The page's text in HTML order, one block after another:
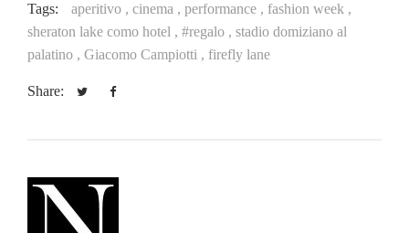
Tags: aperitivo , cinema , performance , fashion week ,
sheraton lake como hotel , #regalo , stadio domiziano al
palatino , Giacomo Campiotti , firefly lane
Share: